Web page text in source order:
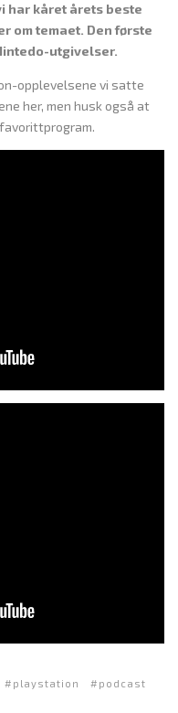
har kåret årets beste
om temaet. Den første
utgivelser.
opplevelsene vi satte
her, men husk også at
playstation
podcast